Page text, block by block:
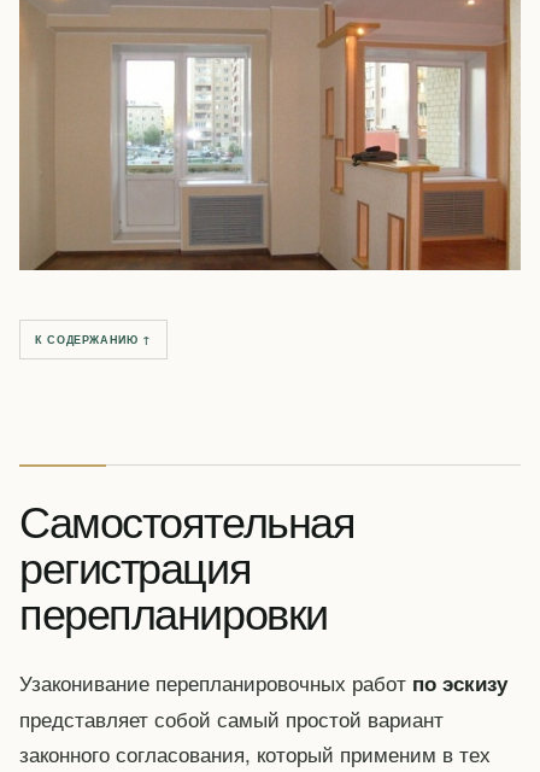
К СОДЕРЖАНИЮ ↑
Самостоятельная
регистрация
перепланировки
Узаконивание перепланировочных работ по эскизу
представляет собой самый простой вариант
законного согласования, который применим в тех